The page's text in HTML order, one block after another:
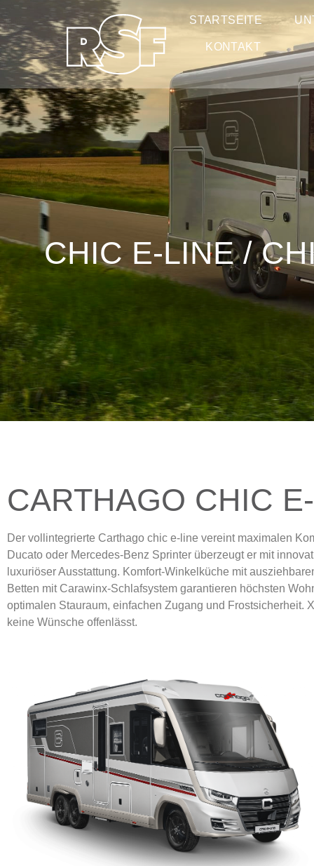
STARTSEITE
KONTAKT
CHIC E-LINE /
CARTHAGO CHIC
Der vollintegrierte Carthago chic e-line vereint maximalen
Ducato oder Mercedes-Benz Sprinter überzeugt er mit
luxuriöser Ausstattung. Komfort-Winkelküche mit
Betten mit Carawinx-Schlafsystem garantieren höchsten
optimalen Stauraum, einfachen Zugang und Frostsicherheit.
keine Wünsche offenlässt.